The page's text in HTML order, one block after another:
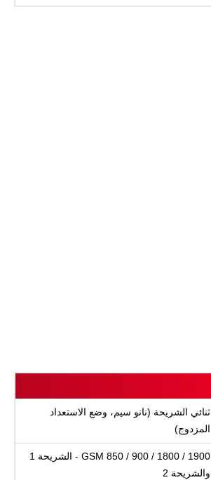
ثنائي الشريحة (نانو سيم، وضع الاستعداد
المزدوج)
GSM 850 / 900 / 1800 / 1900 - الشريحة 1
والشريحة 2